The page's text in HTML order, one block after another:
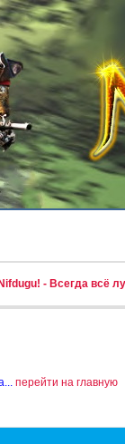
- Всегда всё
перейти на главную